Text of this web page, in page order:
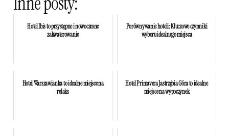
Hotel Ibis to przystępne i nowoczesne
zakwaterowanie
Porównywanie hoteli: Kluczowe czynniki
wyboru idealnego miejsca
Hotel Warszawianka to idealne miejsce na
relaks
Hotel Primavera Jastrzębia Góra to idealne
miejsce na wypoczynek